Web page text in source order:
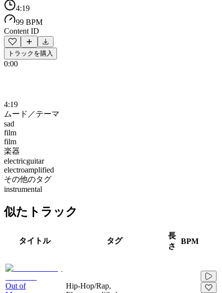
4:19
99 BPM
Content ID
トラックを購入
0:00
4:19
ムード／テーマ
sad
film
film
楽器
electricguitar
electroamplified
その他のタグ
instrumental
似たトラック
タイトル タグ
長
さ
BPM
Out of
Hip-Hop/Rap,